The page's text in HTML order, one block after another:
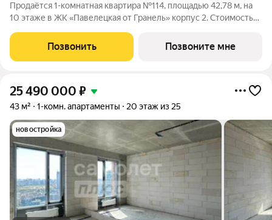
Продаётся 1-комнатная квартира №114, площадью 42,78 м, на
10 этаже в ЖК «Павелецкая от Гранель» корпус 2. Стоимость
односторонняя, окна во двор. «Павелецкая от Гранель» проект
бизнес-класса в
Позвонить Позвоните мне
25 490 000 ₽
43 м² 1-комн. апартаменты 20 этаж из 25
новостройка